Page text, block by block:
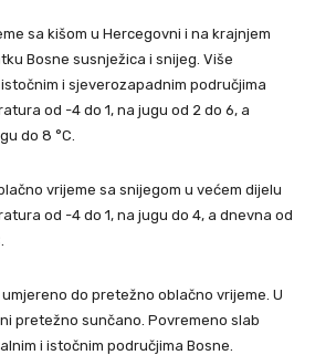
sa kišom u Hercegovni i na krajnjem
Bosne susnježica i snijeg. Više
i sjeverozapadnim područjima
od -4 do 1, na jugu od 2 do 6, a
do 8 °C.
vrijeme sa snijegom u većem dijelu
od -4 do 1, na jugu do 4, a dnevna od
umjereno do pretežno oblačno vrijeme. U
pretežno sunčano. Povremeno slab
i istočnim područjima Bosne.